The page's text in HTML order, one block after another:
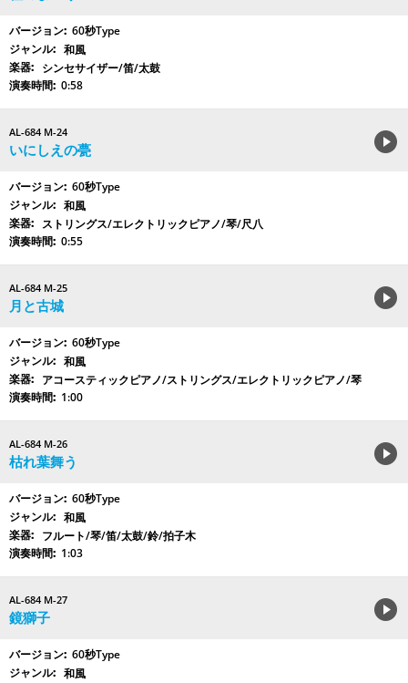
60秒Type
和風
シンセサイザー/笛/太鼓
0:58
AL-684 M-24
いにしえの甍
60秒Type
和風
ストリングス/エレクトリックピアノ/琴/尺八
0:55
AL-684 M-25
月と古城
60秒Type
和風
アコースティックピアノ/ストリングス/エレクトリックピアノ/琴
1:00
AL-684 M-26
枯れ葉舞う
60秒Type
和風
フルート/琴/笛/太鼓/鈴/拍子木
1:03
AL-684 M-27
鏡獅子
60秒Type
和風